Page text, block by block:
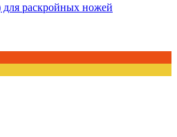
для раскройных ножей